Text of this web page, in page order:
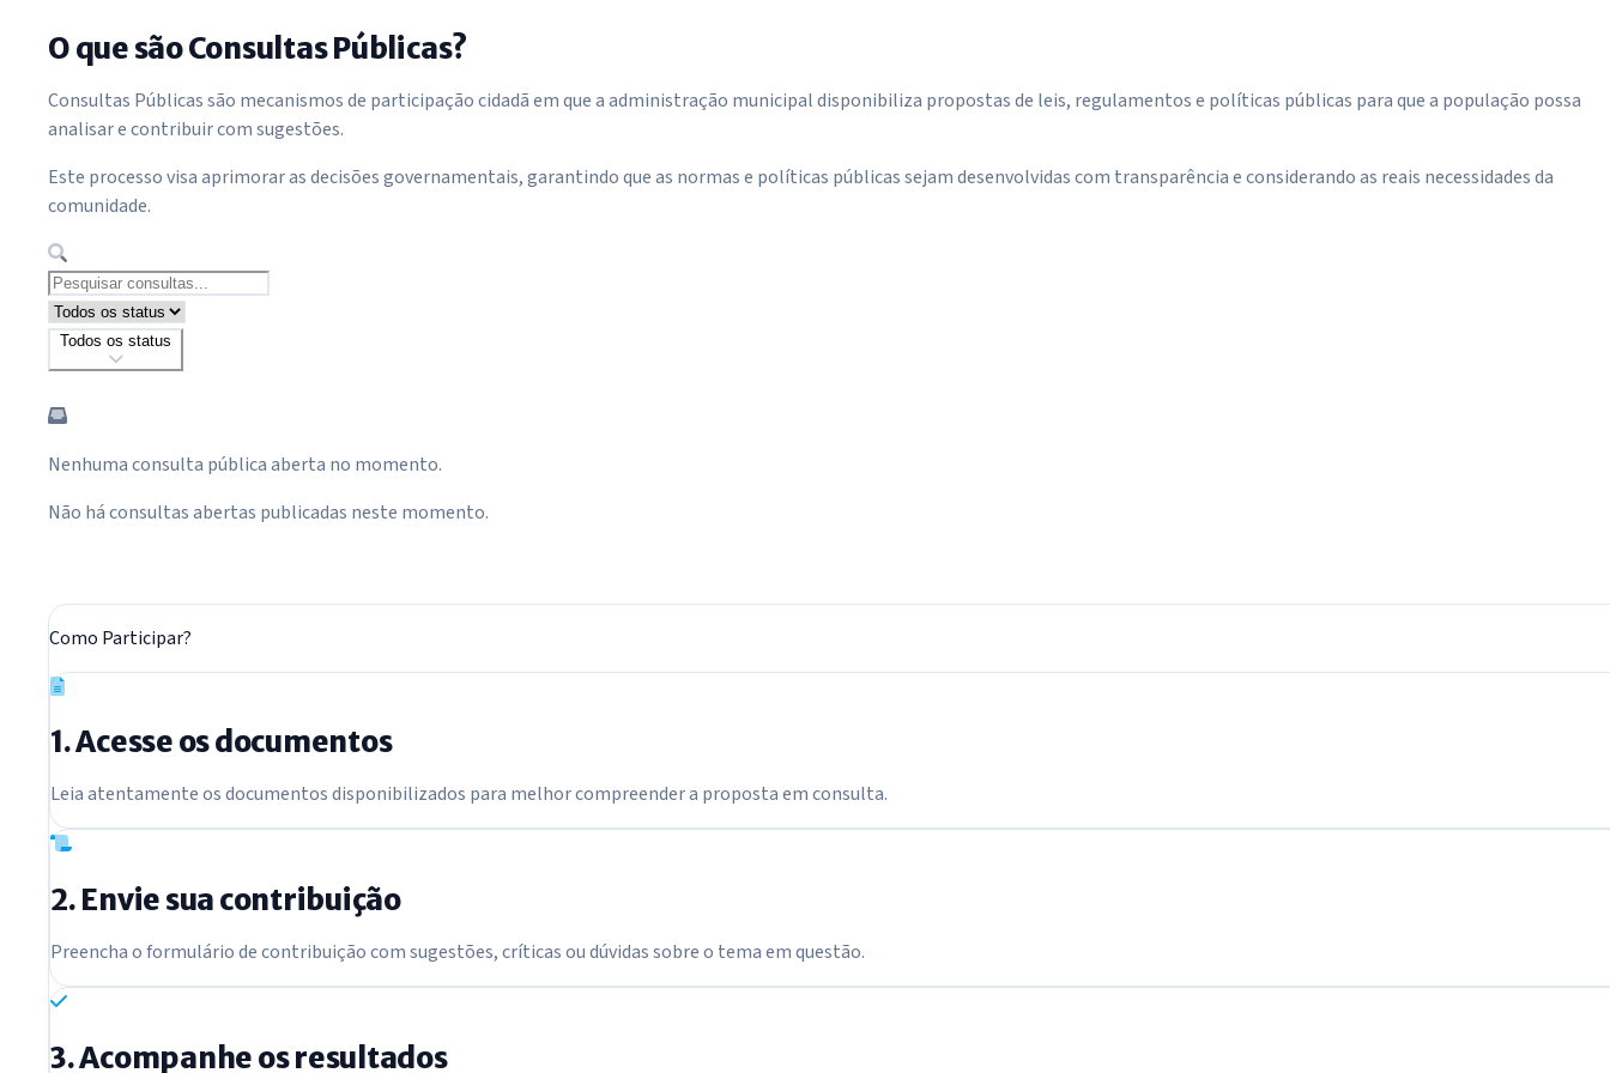
O que são Consultas Públicas?
Consultas Públicas são mecanismos de participação cidadã em que a administração municipal disponibiliza propostas de leis, regulamentos e políticas públicas para que a população possa
analisar e contribuir com sugestões.
Este processo visa aprimorar as decisões governamentais, garantindo que as normas e políticas públicas sejam desenvolvidas com transparência e considerando as reais necessidades da
comunidade.
Todos os status
Nenhuma consulta pública aberta no momento.
Não há consultas abertas publicadas neste momento.
Como Participar?
1. Acesse os documentos
Leia atentamente os documentos disponibilizados para melhor compreender a proposta em consulta.
2. Envie sua contribuição
Preencha o formulário de contribuição com sugestões, críticas ou dúvidas sobre o tema em questão.
3. Acompanhe os resultados